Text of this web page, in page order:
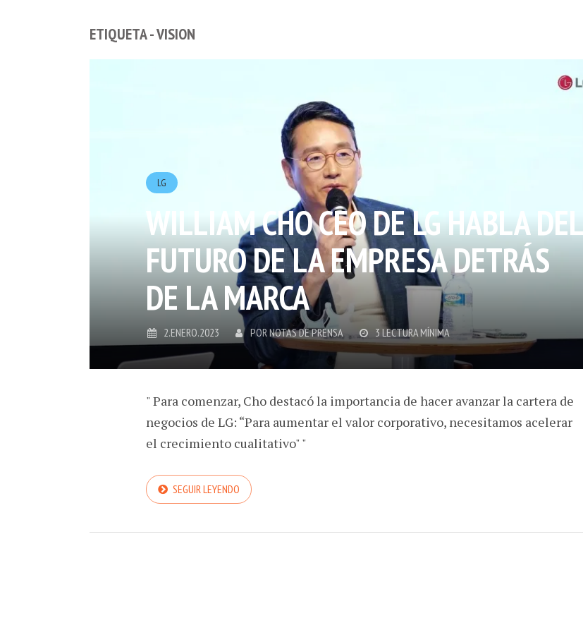
ETIQUETA - VISION
LG
WILLIAM CHO CEO DE LG HABLA DEL
FUTURO DE LA EMPRESA DETRÁS
DE LA MARCA
2.ENERO.2023 PORNOTAS DE PRENSA 3 LECTURA MÍNIMA
" Para comenzar, Cho destacó la importancia de hacer avanzar la cartera de
negocios de LG: “Para aumentar el valor corporativo, necesitamos acelerar
el crecimiento cualitativo" "
SEGUIR LEYENDO